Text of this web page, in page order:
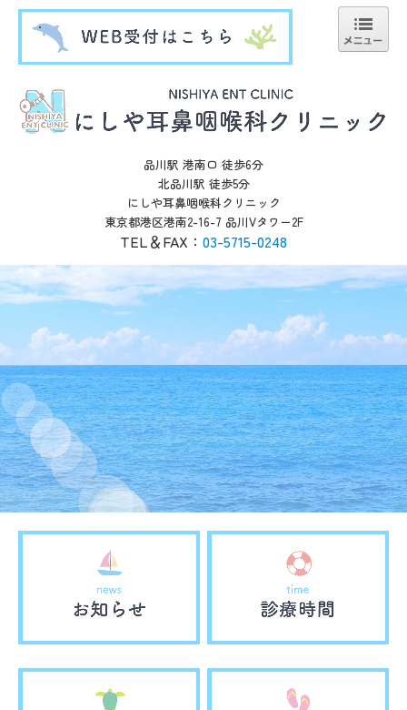
ホーム
診療案内
品川駅 港南口 徒歩6分
北品川駅 徒歩5分
にしや耳鼻咽喉科クリニック
東京都港区港南2-16-7 品川Vタワー2F
TEL＆FAX： 03-5715-0248